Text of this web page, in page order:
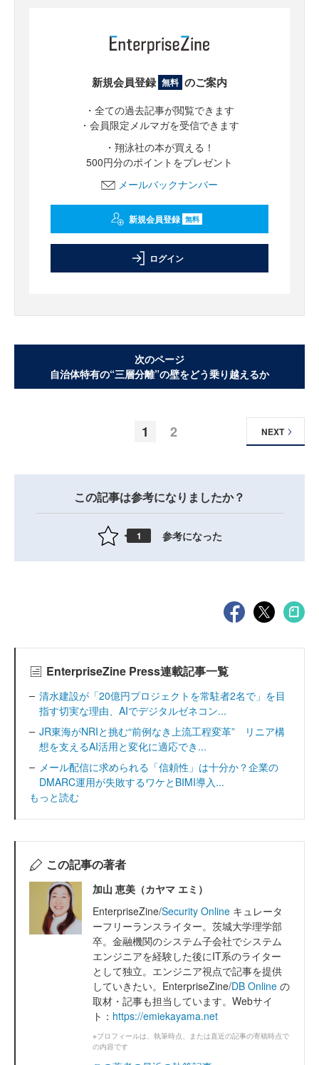
新規会員登録 無料 のご案内
・全ての過去記事が閲覧できます
・会員限定メルマガを受信できます
・翔泳社の本が買える！
500円分のポイントをプレゼント
メールバックナンバー
新規会員登録 無料
ログイン
次のページ
自治体特有の“三層分離”の壁をどう乗り越えるか
1 2 NEXT
この記事は参考になりましたか？
1 参考になった
EnterpriseZine Press連載記事一覧
清水建設が「20億円プロジェクトを常駐者2名で」を目
指す切実な理由、AIでデジタルゼネコン...
JR東海がNRIと挑む“前例なき上流工程変革” リニア構
想を支えるAI活用と変化に適応でき...
メール配信に求められる「信頼性」は十分か？企業の
DMARC運用が失敗するワケとBIMI導入...
もっと読む
この記事の著者
加山 恵美（カヤマ エミ）
EnterpriseZine/Security Online キュレータ
ーフリーランスライター。茨城大学理学部
卒。金融機関のシステム子会社でシステム
エンジニアを経験した後にIT系のライター
として独立。エンジニア視点で記事を提供
していきたい。EnterpriseZine/DB Online の
取材・記事も担当しています。Webサイ
ト： https://emiekayama.net
※プロフィールは、執筆時点、または直近の記事の寄稿時点で
の内容です